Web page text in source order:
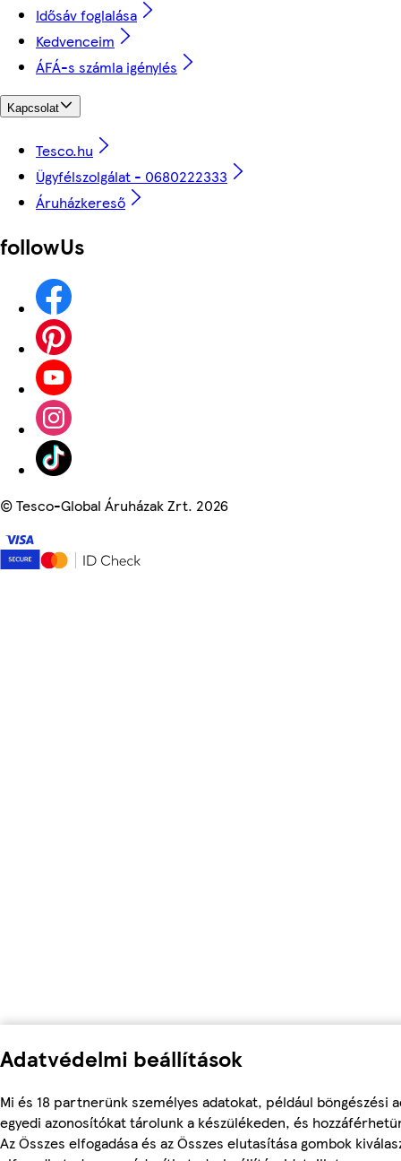
Adatvédelmi beállítások
Mi és 18 partnerünk személyes adatokat, például böngészési
egyedi azonosítókat tárolunk a készülékeden, és
Az Összes elfogadása és az Összes elutasítása gombok
Idősáv foglalása
Kedvenceim
ÁFÁ-s számla igénylés
Kapcsolat
Tesco.hu
Ügyfélszolgálat - 0680222333
Áruházkereső
followUs
©Tesco-Global Áruházak Zrt. 2026